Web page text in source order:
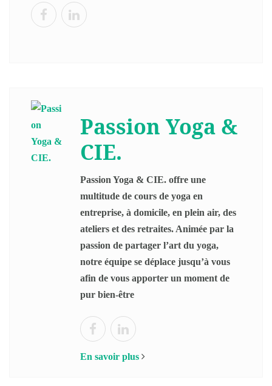
Passion Yoga &
CIE.
Passion Yoga & CIE. offre une
multitude de cours de yoga en
entreprise, à domicile, en plein air, des
ateliers et des retraites. Animée par la
passion de partager l’art du yoga,
notre équipe se déplace jusqu’à vous
afin de vous apporter un moment de
pur bien-être
En savoir plus